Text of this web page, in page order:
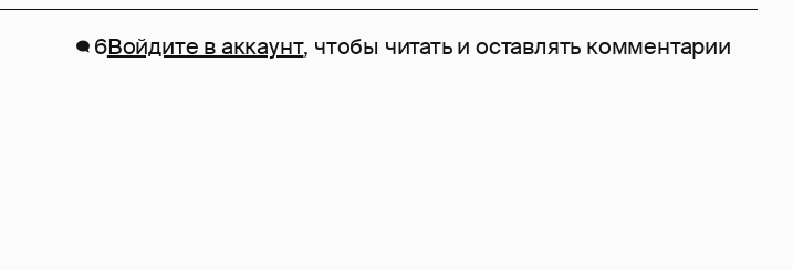
6Войдите в аккаунт, чтобы читать и оставлять комментарии